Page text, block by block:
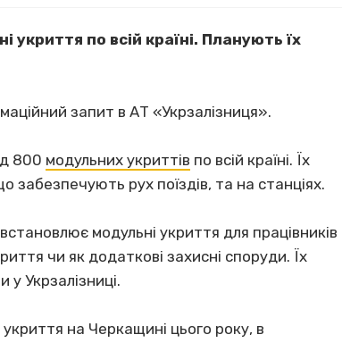
укриття по всій країні. Планують їх
запит в АТ «Укрзалізниця».
800 модульних укриттів по всій країні. Їх
забезпечують рух поїздів, та на станціях.
модульні укриття для працівників
чи як додаткові захисні споруди. Їх
Укрзалізниці.
на Черкащині цього року, в